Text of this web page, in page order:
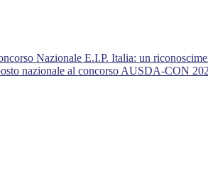
Nazionale E.I.P. Italia: un
nazionale al concorso AUSDA-CON